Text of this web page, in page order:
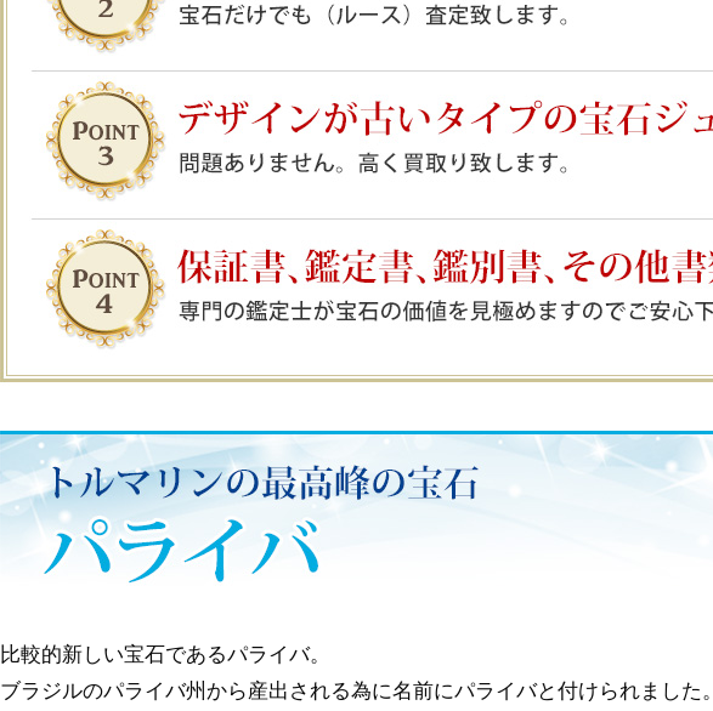
比較的新しい宝石であるパライバ。
ブラジルのパライバ州から産出される為に名前にパライバと付けられました。